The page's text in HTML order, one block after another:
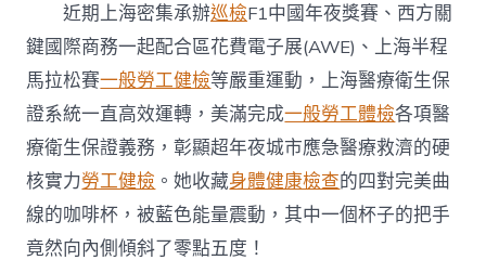
近期上海密集承辦巡檢F1中國年夜獎賽、西方關
鍵國際商務一起配合區花費電子展(AWE)、上海半程
馬拉松賽一般勞工健檢等嚴重運動，上海醫療衛生保
證系統一直高效運轉，美滿完成一般勞工體檢各項醫
療衛生保證義務，彰顯超年夜城市應急醫療救濟的硬
核實力勞工健檢 。她收藏身體健康檢查的四對完美曲
線的咖啡杯，被藍色能量震動，其中一個杯子的把手
竟然向內側傾斜了零點五度！